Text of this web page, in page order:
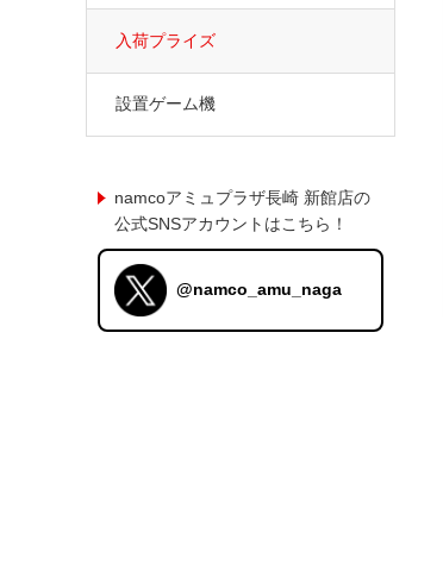
入荷プライズ
設置ゲーム機
namcoアミュプラザ長崎 新館店の
公式SNSアカウントはこちら！
@namco_amu_naga